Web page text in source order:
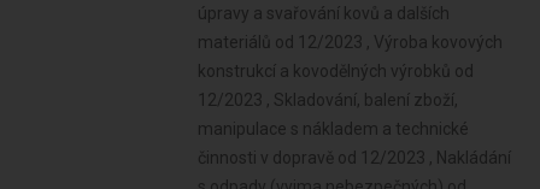
úpravy a svařování kovů a dalších
materiálů od 12/2023 , Výroba kovových
konstrukcí a kovodělných výrobků od
12/2023 , Skladování, balení zboží,
manipulace s nákladem a technické
činnosti v dopravě od 12/2023 , Nakládání